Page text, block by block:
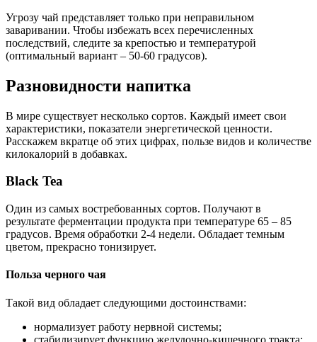
Угрозу чай представляет только при неправильном
заваривании. Чтобы избежать всех перечисленных
последствий, следите за крепостью и температурой
(оптимальный вариант – 50-60 градусов).
Разновидности напитка
В мире существует несколько сортов. Каждый имеет свои
характеристики, показатели энергетической ценности.
Расскажем вкратце об этих цифрах, пользе видов и количестве
килокалорий в добавках.
Black Tea
Один из самых востребованных сортов. Получают в
результате ферментации продукта при температуре 65 – 85
градусов. Время обработки 2-4 недели. Обладает темным
цветом, прекрасно тонизирует.
Польза черного чая
Такой вид обладает следующими достоинствами:
нормализует работу нервной системы;
стабилизирует функцию желудочно-кишечного тракта;